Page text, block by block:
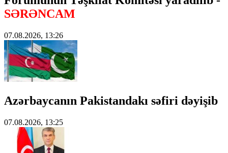
SƏRƏNCAM
07.08.2026, 13:26
Azərbaycanın Pakistandakı səfiri dəyişib
07.08.2026, 13:25